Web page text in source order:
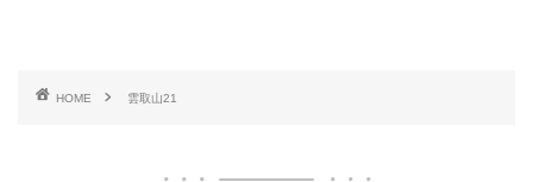
HOME 雲取山21